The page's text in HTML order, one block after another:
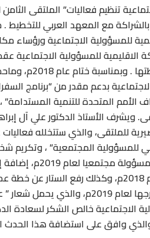
تنظيم فعاليات” الملتقى
مع المعهد العربي
للمسؤولية الاجتماعية ورؤساء
الاقليمية للمسؤولية
وفي نهايته لعرض
بدعم مقدر من “برنامج
الأمم المتحدة للتنمية المستدامة”
الأستاذ الدكتور علي آل
للملتقى، والذي ستتخلله
للمسؤولية المجتمعية” ، وتكريم
الشركاء، والإعلان عن
الإقليمية للمسؤولية الاجتماعية عن عام 2018م،
الاجتماعية خالص الشكر لسعادة
وافق على استضافة هذا الحدث